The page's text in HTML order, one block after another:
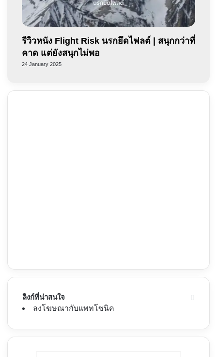
รีวิวหนัง Flight Risk นรกยึดไฟลต์ | สนุกกว่าที่
คาด แต่ยังสนุกไม่พอ
24 January 2025
ลิงก์ที่น่าสนใจ
ลงโฆษณากับแพทโซนิค